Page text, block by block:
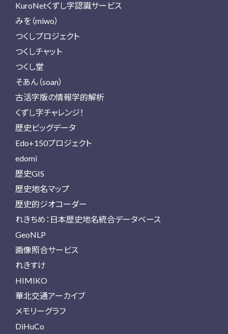
KuroNetくずし字認識サービス
みを（miwo）
つくしプロジェクト
つくしチャット
つくし堂
そあん（soan）
古活字版の情報学的解析
くずし字チャレンジ！
歴史ビッグデータ
Edo+150プロジェクト
edomi
歴史GIS
歴史地名マップ
歴史的ジオコーダー
れきちめ：日本歴史地名統合データベース
GeoNLP
画像照合サービス
れきすけ
HIMIKO
華北交通アーカイブ
メモリーグラフ
DiHuCo